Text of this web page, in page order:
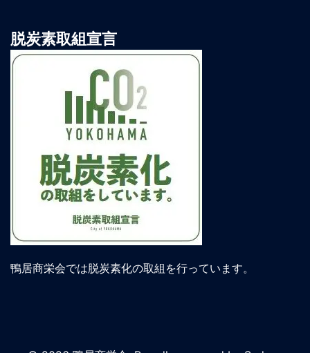
脱炭素取組宣言
鴨居商栄会では脱炭素化の取組を行っています。